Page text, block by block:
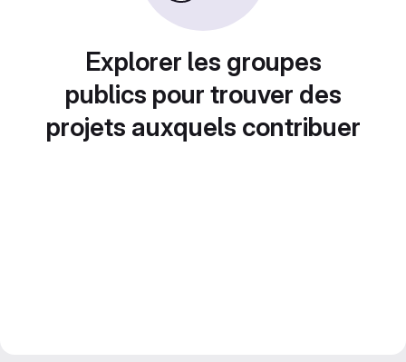
Explorer les groupes
publics pour trouver des
projets auxquels contribuer